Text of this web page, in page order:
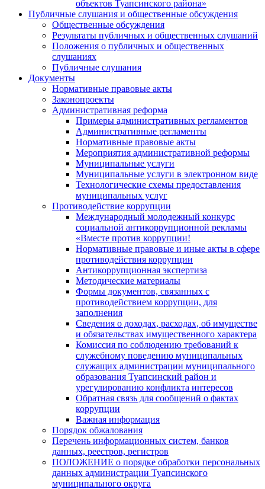
объектов Туапсинского района»
Публичные слушания и общественные обсуждения
Общественные обсуждения
Результаты публичных и общественных слушаний
Положения о публичных и общественных
слушаниях
Публичные слушания
Документы
Нормативные правовые акты
Законопроекты
Административная реформа
Примеры административных регламентов
Административные регламенты
Нормативные правовые акты
Мероприятия административной реформы
Муниципальные услуги
Муниципальные услуги в электронном виде
Технологические схемы предоставления
муниципальных услуг
Противодействие коррупции
Международный молодежный конкурс
социальной антикоррупционной рекламы
«Вместе против коррупции!
Нормативные правовые и иные акты в сфере
противодействия коррупции
Антикоррупционная экспертиза
Методические материалы
Формы документов, связанных с
противодействием коррупции, для
заполнения
Сведения о доходах, расходах, об имуществе
и обязательствах имущественного характера
Комиссия по соблюдению требований к
служебному поведению муниципальных
служащих администрации муниципального
образования Туапсинский район и
урегулированию конфликта интересов
Обратная связь для сообщений о фактах
коррупции
Важная информация
Порядок обжалования
Перечень информационных систем, банков
данных, реестров, регистров
ПОЛОЖЕНИЕ о порядке обработки персональных
данных администрации Туапсинского
муниципального округа